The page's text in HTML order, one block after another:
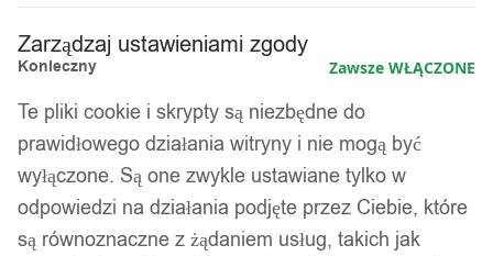
Zarządzaj ustawieniami zgody
Konieczny Zawsze WŁĄCZONE
Te pliki cookie i skrypty są niezbędne do
prawidłowego działania witryny i nie mogą być
wyłączone. Są one zwykle ustawiane tylko w
odpowiedzi na działania podjęte przez Ciebie, które
są równoznaczne z żądaniem usług, takich jak